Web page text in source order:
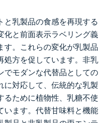
と乳製品の食感を再現する
化と前面表示ラベリング義
す。これらの変化が乳製品
処方を促しています。非乳
でモダンな代替品としての
に対応して、伝統的な乳製
るために植物性、乳糖不使
います。代替甘味料と機能